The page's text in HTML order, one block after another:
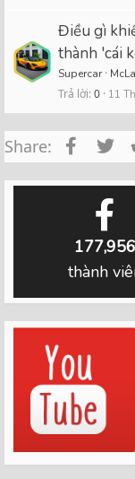
Điều gì
thành 'cái
Supercar
Trả lời 0 11
Share:
177,956
thành